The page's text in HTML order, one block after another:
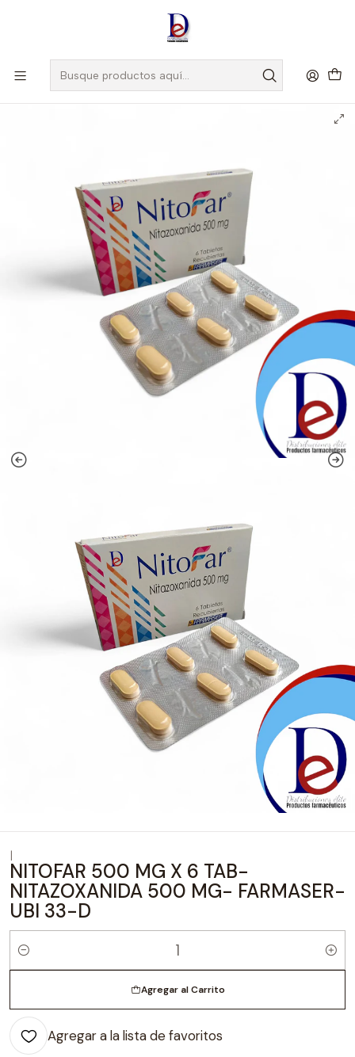
, Si eres nuevo regístrate
NITOFAR 500 MG X 6 TAB- NITAZOXANIDA 500 MG- FARMASER-
UBI 33-D
NITOFAR 500 MG X 6 TAB-
NITAZOXANIDA 500 MG- FARMASER-
UBI 33-D
Cantidad
Agregar al Carrito
Agregar a la lista de favoritos